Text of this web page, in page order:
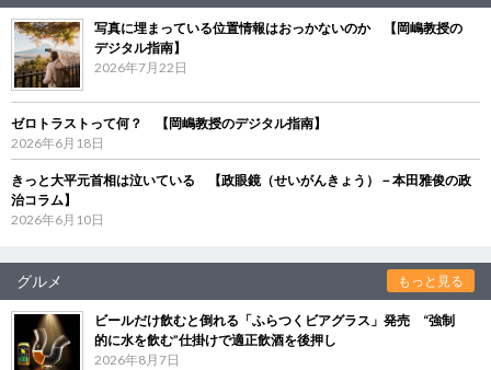
写真に埋まっている位置情報はおっかないのか 【岡嶋教授の
デジタル指南】
2026年7月22日
ゼロトラストって何？ 【岡嶋教授のデジタル指南】
2026年6月18日
きっと大平元首相は泣いている 【政眼鏡（せいがんきょう）－本田雅俊の政
治コラム】
2026年6月10日
グルメ もっと見る
ビールだけ飲むと倒れる「ふらつくビアグラス」発売 “強制
的に水を飲む”仕掛けで適正飲酒を後押し
2026年8月7日